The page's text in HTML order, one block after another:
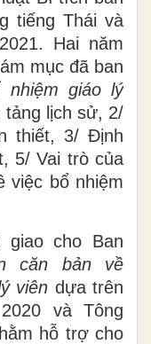
tiếng Thái và
Hai năm
mục đã ban
nhiệm giáo lý
lịch sử, 2/
thiết, 3/ Định
5/ Vai trò của
việc bổ nhiệm
giao cho Ban
căn bản về
viên dựa trên
và Tông
hỗ trợ cho